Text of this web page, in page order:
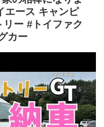
エース キャンピ
ー #トイファク
カー